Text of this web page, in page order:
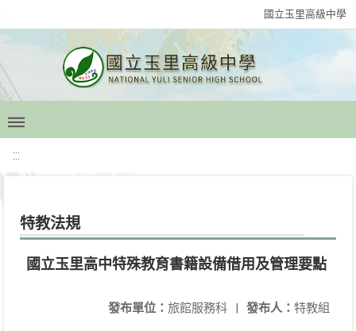
國立玉里高級中學
:::
特教法規
國立玉里高中特殊教育書籍設備借用及管理要點
發布人： 特教組
發布單位： 旅館服務科 |